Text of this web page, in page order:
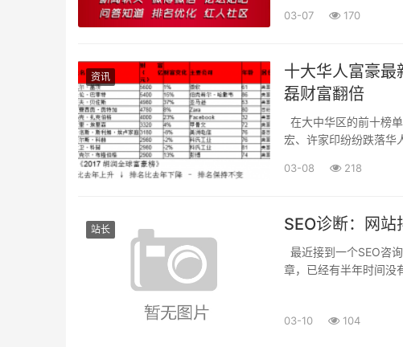
03-07 170
资讯
十大华人富豪最
磊财富翻倍
在大中华区的前十榜
宏、许家印纷纷跌落华
《2017...
03-08 218
站长 SEO诊断：网站
最近接到一个SEO咨
章，已经有半年时间没
03-10 104